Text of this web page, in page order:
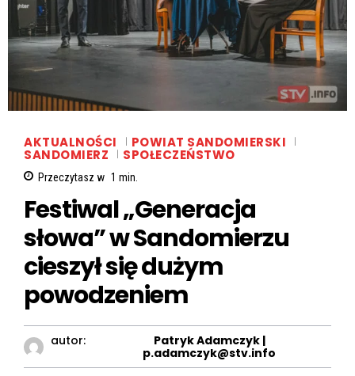
AKTUALNOŚCI POWIAT SANDOMIERSKI
SANDOMIERZ SPOŁECZEŃSTWO
Przeczytasz w 1 min.
Festiwal „Generacja
słowa” w Sandomierzu
cieszył się dużym
powodzeniem
autor:
Patryk Adamczyk |
p.adamczyk@stv.info